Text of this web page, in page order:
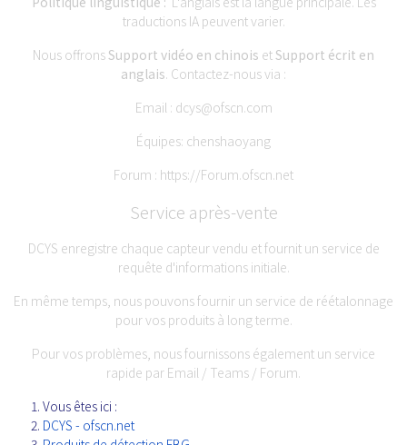
traductions IA peuvent varier.
Nous offronsSupport vidéo en chinois etSupport écrit en
anglais. Contactez-nous via :
Email : dcys@ofscn.com
Équipes: chenshaoyang
Forum : https://Forum.ofscn.net
Service après-vente
DCYS enregistre chaque capteur vendu et fournit un service de
requête d'informations initiale.
En même temps, nous pouvons fournir un service de réétalonnage
pour vos produits à long terme.
Pour vos problèmes, nous fournissons également un service
rapide par Email / Teams / Forum.
Vous êtes ici :
DCYS - ofscn.net